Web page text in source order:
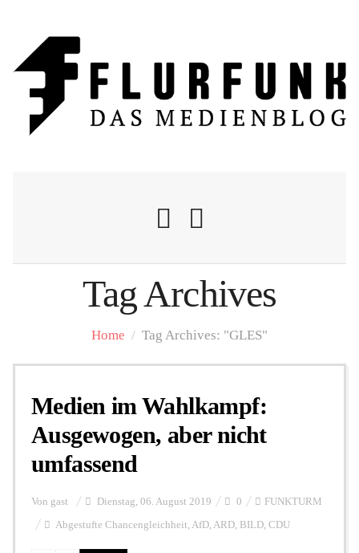
Nachrichten
Flurschelte
Personalien
Hintergrund
FUNKTURM-Beiträge
Tag Archives
Home / Tag Archives: "GLES"
Medien im Wahlkampf:
Ausgewogen, aber nicht
umfassend
Von gast Dienstag, 06. August 2019 0 FUNKTURM
Abgestufte Chancengleichheit, AfD, ARD, BILD, CDU